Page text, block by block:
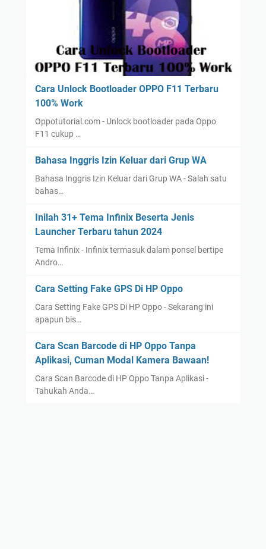
Cara Unlock Bootloader OPPO F11 Terbaru
100% Work
Oppotutorial.com - Unlock bootloader pada Oppo
F11 cukup …
Bahasa Inggris Izin Keluar dari Grup WA
Bahasa Inggris Izin Keluar dari Grup WA - Salah satu
bahas…
Inilah 31+ Tema Infinix Beserta Jenis
Launcher Terbaru tahun 2024
Tema Infinix - Infinix termasuk dalam ponsel bertipe
Andro…
Cara Setting Fake GPS Di HP Oppo
Cara Setting Fake GPS Di HP Oppo - Sekarang ini
apapun bis…
Cara Scan Barcode di HP Oppo Tanpa
Aplikasi, Cuman Modal Kamera Bawaan!
Cara Scan Barcode di HP Oppo Tanpa Aplikasi -
Tahukah Anda…